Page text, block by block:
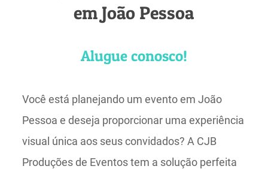
em João Pessoa
Alugue conosco!
Você está planejando um evento em João
Pessoa e deseja proporcionar uma experiência
visual única aos seus convidados? A CJB
Produções de Eventos tem a solução perfeita